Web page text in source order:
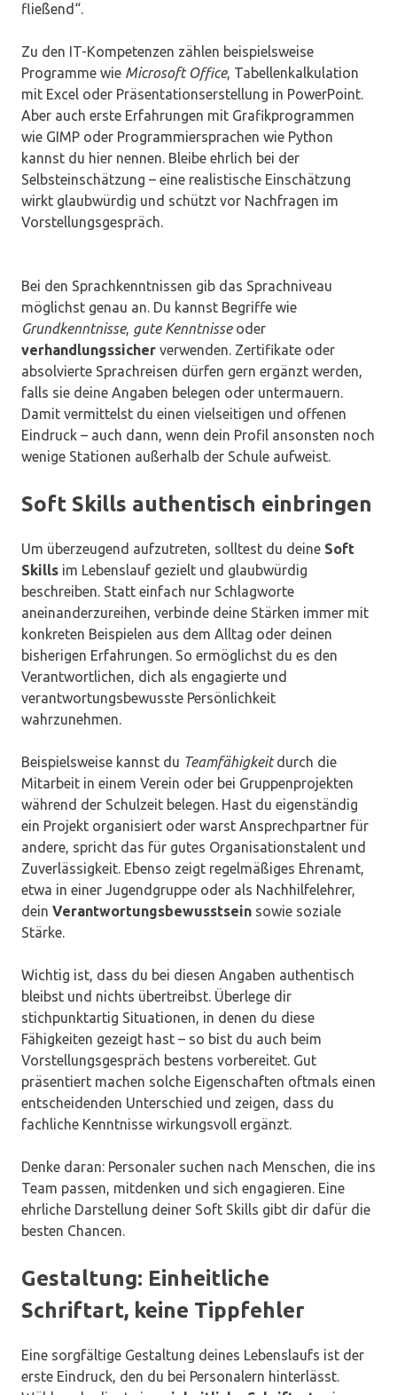
fließend“.
Zu den IT-Kompetenzen zählen beispielsweise
Programme wie Microsoft Office, Tabellenkalkulation
mit Excel oder Präsentationserstellung in PowerPoint.
Aber auch erste Erfahrungen mit Grafikprogrammen
wie GIMP oder Programmiersprachen wie Python
kannst du hier nennen. Bleibe ehrlich bei der
Selbsteinschätzung – eine realistische Einschätzung
wirkt glaubwürdig und schützt vor Nachfragen im
Vorstellungsgespräch.
Bei den Sprachkenntnissen gib das Sprachniveau
möglichst genau an. Du kannst Begriffe wie
Grundkenntnisse, gute Kenntnisseoder
verhandlungssicher verwenden. Zertifikate oder
absolvierte Sprachreisen dürfen gern ergänzt werden,
falls sie deine Angaben belegen oder untermauern.
Damit vermittelst du einen vielseitigen und offenen
Eindruck – auch dann, wenn dein Profil ansonsten noch
wenige Stationen außerhalb der Schule aufweist.
Soft Skills authentisch einbringen
Um überzeugend aufzutreten, solltest du deine Soft
Skills im Lebenslauf gezielt und glaubwürdig
beschreiben. Statt einfach nur Schlagworte
aneinanderzureihen, verbinde deine Stärken immer mit
konkreten Beispielen aus dem Alltag oder deinen
bisherigen Erfahrungen. So ermöglichst du es den
Verantwortlichen, dich als engagierte und
verantwortungsbewusste Persönlichkeit
wahrzunehmen.
Beispielsweise kannst du Teamfähigkeitdurch die
Mitarbeit in einem Verein oder bei Gruppenprojekten
während der Schulzeit belegen. Hast du eigenständig
ein Projekt organisiert oder warst Ansprechpartner für
andere, spricht das für gutes Organisationstalent und
Zuverlässigkeit. Ebenso zeigt regelmäßiges Ehrenamt,
etwa in einer Jugendgruppe oder als Nachhilfelehrer,
dein Verantwortungsbewusstsein sowie soziale
Stärke.
Wichtig ist, dass du bei diesen Angaben authentisch
bleibst und nichts übertreibst. Überlege dir
stichpunktartig Situationen, in denen du diese
Fähigkeiten gezeigt hast – so bist du auch beim
Vorstellungsgespräch bestens vorbereitet. Gut
präsentiert machen solche Eigenschaften oftmals einen
entscheidenden Unterschied und zeigen, dass du
fachliche Kenntnisse wirkungsvoll ergänzt.
Denke daran: Personaler suchen nach Menschen, die ins
Team passen, mitdenken und sich engagieren. Eine
ehrliche Darstellung deiner Soft Skills gibt dir dafür die
besten Chancen.
Gestaltung: Einheitliche
Schriftart, keine Tippfehler
Eine sorgfältige Gestaltung deines Lebenslaufs ist der
erste Eindruck, den du bei Personalern hinterlässt.